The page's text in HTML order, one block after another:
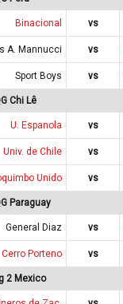
Binacional vs
A. Mannucci vs
Sport Boys vs
Chi Lê
U. Espanola vs
Univ. de Chile vs
Unido vs
Paraguay
General Diaz vs
Cerro Porteno vs
2 Mexico